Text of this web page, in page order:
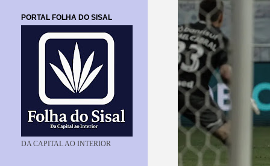
PORTAL FOLHA DO SISAL
DA CAPITAL AO INTERIOR